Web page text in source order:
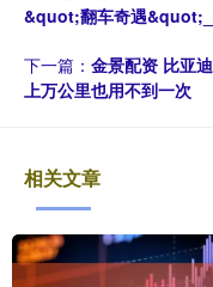
&quot;翻车奇遇
下一篇： 金景配资 比亚
上万公里也用不到一次
相关文章